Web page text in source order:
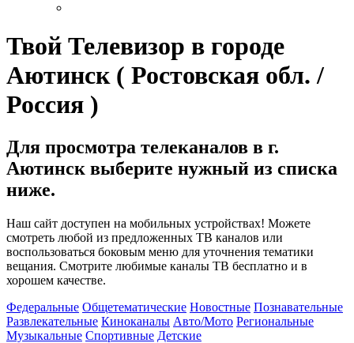
Твой Телевизор в городе
Аютинск ( Ростовская обл. /
Россия )
Для просмотра телеканалов в г.
Аютинск выберите нужный из списка
ниже.
Наш сайт доступен на мобильных устройствах! Можете
смотреть любой из предложенных ТВ каналов или
воспользоваться боковым меню для уточнения тематики
вещания. Смотрите любимые каналы ТВ бесплатно и в
хорошем качестве.
Федеральные Общетематические Новостные Познавательные
Развлекательные Киноканалы Авто/Мото Региональные
Музыкальные Спортивные Детские